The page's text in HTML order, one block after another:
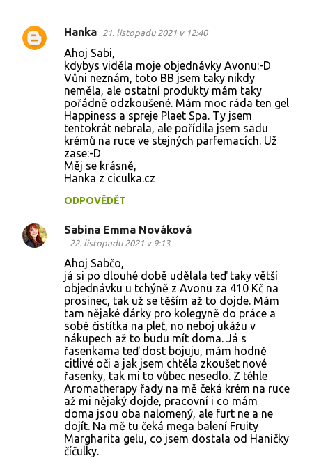
K
Hanka 21. listopadu 2021 v 12:40
Ahoj Sabi,
kdybys viděla moje objednávky Avonu:-D
Vůni neznám, toto BB jsem taky nikdy
neměla, ale ostatní produkty mám taky
pořádně odzkoušené. Mám moc ráda ten gel
Happiness a spreje Plaet Spa. Ty jsem
tentokrát nebrala, ale pořídila jsem sadu
krémů na ruce ve stejných parfemacích. Už
zase:-D
Měj se krásně,
Hanka z ciculka.cz
ODPOVĚDĚT
Sabina Emma Nováková
22. listopadu 2021 v 9:13
Ahoj Sabčo,
já si po dlouhé době udělala teď taky větší
objednávku u tchýně z Avonu za 410 Kč na
prosinec, tak už se těším až to dojde. Mám
tam nějaké dárky pro kolegyně do práce a
sobě čistítka na pleť, no neboj ukážu v
nákupech až to budu mít doma. Já s
řasenkama teď dost bojuju, mám hodně
citlivé oči a jak jsem chtěla zkoušet nové
řasenky, tak mi to vůbec nesedlo. Z téhle
Aromatherapy řady na mě čeká krém na ruce
až mi nějaký dojde, pracovní i co mám
doma jsou oba nalomený, ale furt ne a ne
dojít. Na mě tu čeká mega balení Fruity
Margharita gelu, co jsem dostala od Haničky
číčulky.